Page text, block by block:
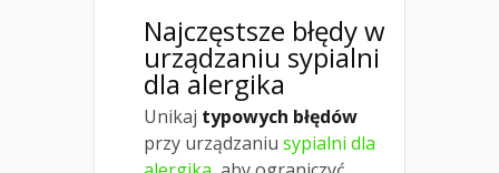
Najczęstsze błędy w
urządzaniu sypialni
dla alergika
Unikaj typowych błędów
przy urządzaniu sypialni dla